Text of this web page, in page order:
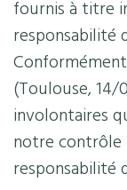
fournis à titre
responsabilité
(Toulouse, 14/
involontaires
notre contrôle
responsabilité